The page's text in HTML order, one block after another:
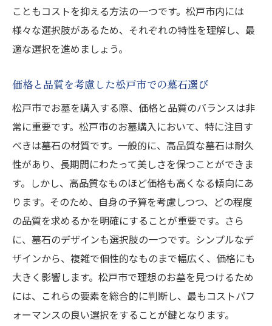
こともコストを抑える方法の一つです。松戸市内には
様々な選択肢があるため、それぞれの特性を理解し、最
適な選択を進めましょう。
価格と品質を考慮した松戸市での墓石選び
松戸市でお墓を購入する際、価格と品質のバランスは非
常に重要です。松戸市のお墓購入において、特に注目す
べきは墓石の材質です。一般的に、高品質な墓石は耐久
性があり、長期間にわたって美しさを保つことができま
す。しかし、高品質なものほど価格も高くなる傾向にあ
ります。そのため、自身の予算を考慮しつつ、どの程度
の品質を求めるかを明確にすることが重要です。さら
に、墓石のデザインも選択肢の一つです。シンプルなデ
ザインから、複雑で個性的なものまで幅広く、価格にも
大きく影響します。松戸市で理想のお墓を見つけるため
には、これらの要素を総合的に判断し、最もコストパフ
ォーマンスの良い選択をすることが鍵となります。